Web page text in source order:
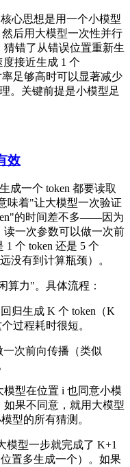
核心思想是用一个小模型
然后用大模型一次性并行
错了从错误位置重新生
度接近生成 1 个
足够高时可以显著减少
。关键前提是小模型足
效
成一个 token 都要读取
味着"让大模型一次验证
的时间差不多——因为
一次参数可以做一次前
个 token 还是 5 个
没有到计算瓶颈）。
算力"。具体流程：
归生成 K 个 token（K
过程耗时很短。
一次前向传播（类似
型在位置 i 也同意小模
果不同意，就用大模型
型的所有猜测。
模型一步就完成了 K+1
置多生成一个）。如果